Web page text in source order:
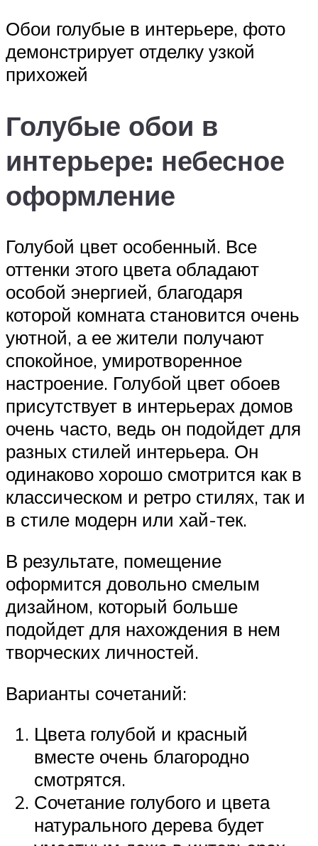
Обои голубые в интерьере, фото
демонстрирует отделку узкой
прихожей
Голубые обои в
интерьере: небесное
оформление
Голубой цвет особенный. Все
оттенки этого цвета обладают
особой энергией, благодаря
которой комната становится очень
уютной, а ее жители получают
спокойное, умиротворенное
настроение. Голубой цвет обоев
присутствует в интерьерах домов
очень часто, ведь он подойдет для
разных стилей интерьера. Он
одинаково хорошо смотрится как в
классическом и ретро стилях, так и
в стиле модерн или хай-тек.
В результате, помещение
оформится довольно смелым
дизайном, который больше
подойдет для нахождения в нем
творческих личностей.
Варианты сочетаний:
Цвета голубой и красный
вместе очень благородно
смотрятся.
Сочетание голубого и цвета
натурального дерева будет